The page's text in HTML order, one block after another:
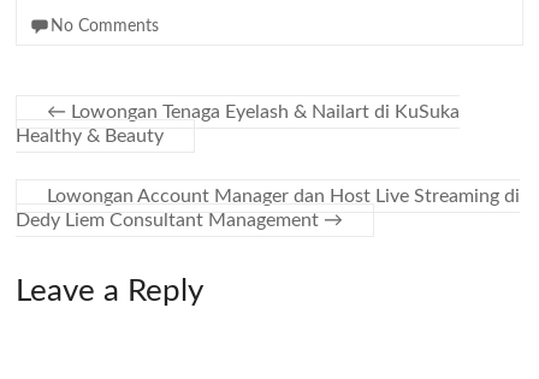
No Comments
← Lowongan Tenaga Eyelash & Nailart di KuSuka
Healthy & Beauty
Lowongan Account Manager dan Host Live Streaming di
Dedy Liem Consultant Management →
Leave a Reply